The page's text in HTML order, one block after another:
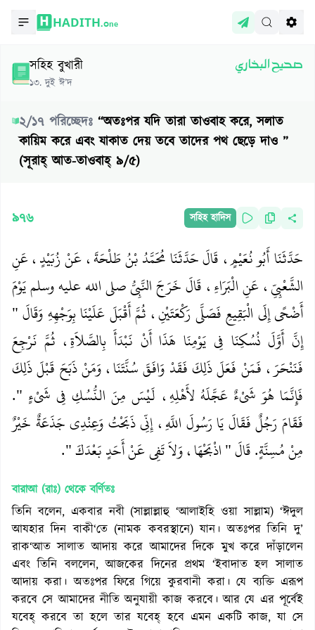
HADITH.One
সহিহ বুখারী
১৩.দুই ঈ’দ
صحيح البخاري
২/১৭ পরিচ্ছেদঃ “অতঃপর যদি তারা তাওবাহ করে, সলাত
কায়িম করে এবং যাকাত দেয় তবে তাদের পথ ছেড়ে দাও ”
(সূরাহ্‌ আত-তাওবাহ্‌ ৯/৫)
৯৭৬ সহিহ হাদিস
حَدَّثَنَا أَبُو نُعَيْمٍ، قَالَ حَدَّثَنَا مُحَمَّدُ بْنُ طَلْحَةَ، عَنْ زُبَيْدٍ، عَنِ
الشَّعْبِيِّ، عَنِ الْبَرَاءِ، قَالَ خَرَجَ النَّبِيُّ صلى الله عليه وسلم يَوْمَ
أَضْحًى إِلَى الْبَقِيعِ فَصَلَّى رَكْعَتَيْنِ، ثُمَّ أَقْبَلَ عَلَيْنَا بِوَجْهِهِ وَقَالَ ‏"‏
إِنَّ أَوَّلَ نُسُكِنَا فِي يَوْمِنَا هَذَا أَنْ نَبْدَأَ بِالصَّلاَةِ، ثُمَّ نَرْجِعَ
فَنَنْحَرَ، فَمَنْ فَعَلَ ذَلِكَ فَقَدْ وَافَقَ سُنَّتَنَا، وَمَنْ ذَبَحَ قَبْلَ ذَلِكَ
فَإِنَّمَا هُوَ شَىْءٌ عَجَّلَهُ لأَهْلِهِ، لَيْسَ مِنَ النُّسُكِ فِي شَىْءٍ ‏"‏‏.‏
فَقَامَ رَجُلٌ فَقَالَ يَا رَسُولَ اللَّهِ، إِنِّي ذَبَحْتُ وَعِنْدِي جَذَعَةٌ خَيْرٌ
مِنْ مُسِنَّةٍ‏.‏ قَالَ ‏"‏ اذْبَحْهَا، وَلاَ تَفِي عَنْ أَحَدٍ بَعْدَكَ ‏"‏‏.‏
বারাআ (রাঃ) থেকে বর্ণিতঃ
তিনি বলেন, একবার নবী (সাল্লাল্লাহু ‘আলাইহি ওয়া সাল্লাম) ‘ঈদুল
আযহার দিন বাকী‘তে (নামক কবরস্থানে) যান। অতঃপর তিনি দু’
রাক‘আত সালাত আদায় করে আমাদের দিকে মুখ করে দাঁড়ালেন
এবং তিনি বললেন, আজকের দিনের প্রথম ‘ইবাদাত হল সালাত
আদায় করা। অতঃপর ফিরে গিয়ে কুরবানী করা। যে ব্যক্তি এরূপ
করবে সে আমাদের নীতি অনুযায়ী কাজ করবে। আর যে এর পূর্বেই
যবেহ্‌ করবে তা হলে তার যবেহ্ হবে এমন একটি কাজ, যা সে